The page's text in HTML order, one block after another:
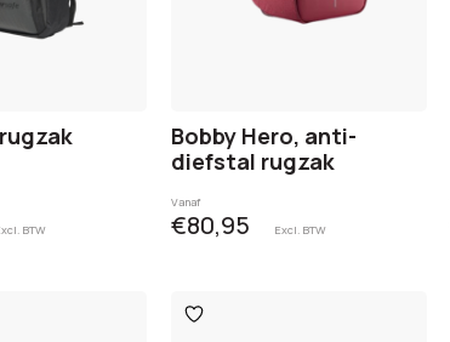
BTW
Bobby Hero, anti-
diefstal rugzak
Vanaf
€80,95 Excl. BTW
Toevoegen
aan